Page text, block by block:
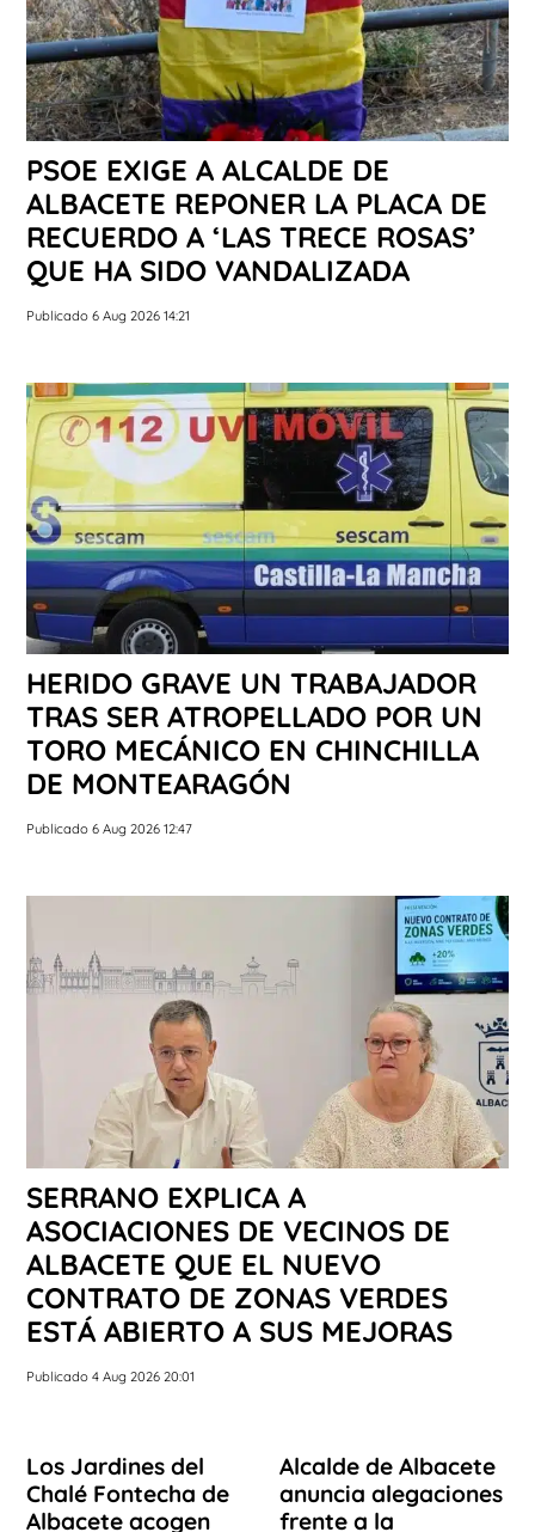
PSOE EXIGE A ALCALDE DE
ALBACETE REPONER LA PLACA DE
RECUERDO A ‘LAS TRECE ROSAS’
QUE HA SIDO VANDALIZADA
Publicado 6 Aug 2026 14:21
HERIDO GRAVE UN TRABAJADOR
TRAS SER ATROPELLADO POR UN
TORO MECÁNICO EN CHINCHILLA
DE MONTEARAGÓN
Publicado 6 Aug 2026 12:47
SERRANO EXPLICA A
ASOCIACIONES DE VECINOS DE
ALBACETE QUE EL NUEVO
CONTRATO DE ZONAS VERDES
ESTÁ ABIERTO A SUS MEJORAS
Publicado 4 Aug 2026 20:01
Los Jardines del
Chalé Fontecha de
Albacete acogen
Alcalde de Albacete
anuncia alegaciones
frente a la